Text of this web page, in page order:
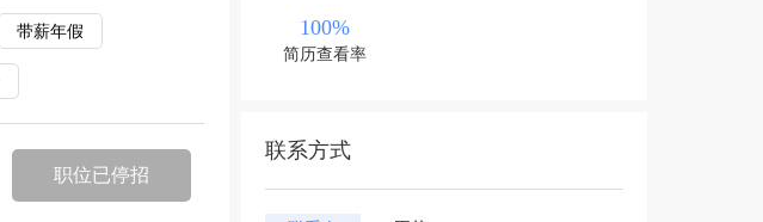
带薪年假
职位已停招
100%
简历查看率
联系方式